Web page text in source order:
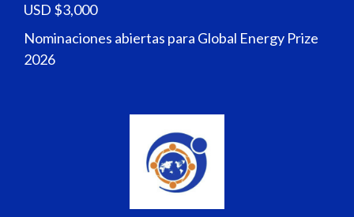
USD $3,000
Nominaciones abiertas para Global Energy Prize
2026